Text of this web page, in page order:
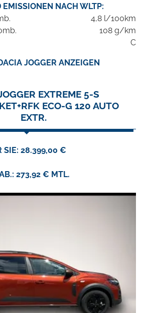
NACH WLTP:
4,8 l/100km
108 g/km
C
JOGGER ANZEIGEN
EXTREME 5-S
ECO-G 120 AUTO
EXTR.
SIE: 28.399,00 €
273,92 € MTL.